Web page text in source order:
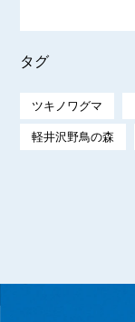
タグ
ツキノワグマ
軽井沢野鳥の森